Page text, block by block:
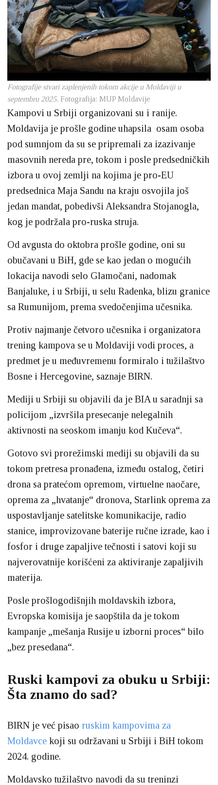
Fotografije stvari zaplenjenih tokom akcije u Moldaviji u
septembru 2025. Fotografija: MUP Moldavije
Kampovi u Srbiji organizovani su i ranije.
Moldavija je prošle godine uhapsila osam osoba
pod sumnjom da su se pripremali za izazivanje
masovnih nereda pre, tokom i posle predsedničkih
izbora u ovoj zemlji na kojima je pro-EU
predsednica Maja Sandu na kraju osvojila još
jedan mandat, pobedivši Aleksandra Stojanogla,
kog je podržala pro-ruska struja.
Od avgusta do oktobra prošle godine, oni su
obučavani u BiH, gde se kao jedan o mogućih
lokacija navodi selo Glamočani, nadomak
Banjaluke, i u Srbiji, u selu Radenka, blizu granice
sa Rumunijom, prema svedočenjima učesnika.
Protiv najmanje četvoro učesnika i organizatora
trening kampova se u Moldaviji vodi proces, a
predmet je u međuvremenu formiralo i tužilaštvo
Bosne i Hercegovine, saznaje BIRN.
Mediji u Srbiji su objavili da je BIA u saradnji sa
policijom „izvršila presecanje nelegalnih
aktivnosti na seoskom imanju kod Kučeva“.
Gotovo svi prorežimski mediji su objavili da su
tokom pretresa pronađena, između ostalog, četiri
drona sa pratećom opremom, virtuelne naočare,
oprema za „hvatanje“ dronova, Starlink oprema za
uspostavljanje satelitske komunikacije, radio
stanice, improvizovane baterije ručne izrade, kao i
fosfor i druge zapaljive tečnosti i satovi koji su
najverovatnije korišćeni za aktiviranje zapaljivih
materija.
Posle prošlogodišnjih moldavskih izbora,
Evropska komisija je saopštila da je tokom
kampanje „mešanja Rusije u izborni proces“ bilo
„bez presedana“.
Ruski kampovi za obuku u Srbiji:
Šta znamo do sad?
BIRN je već pisao ruskim kampovima za
Moldavce koji su održavani u Srbiji i BiH tokom
2024. godine.
Moldavsko tužilaštvo navodi da su treninzi